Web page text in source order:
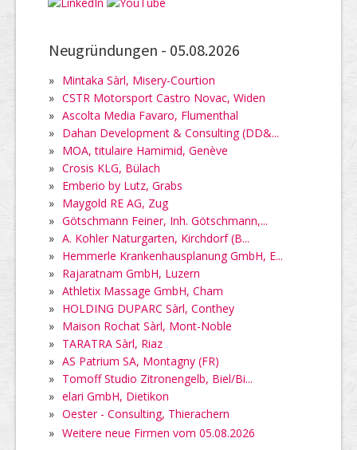
Neugründungen - 05.08.2026
» Mintaka Sàrl, Misery-Courtion
» CSTR Motorsport Castro Novac, Widen
» Ascolta Media Favaro, Flumenthal
» Dahan Development & Consulting (DD&...
» MOA, titulaire Hamimid, Genève
» Crosis KLG, Bülach
» Emberio by Lutz, Grabs
» Maygold RE AG, Zug
» Götschmann Feiner, Inh. Götschmann,...
» A. Kohler Naturgarten, Kirchdorf (B...
» Hemmerle Krankenhausplanung GmbH, E...
» Rajaratnam GmbH, Luzern
» Athletix Massage GmbH, Cham
» HOLDING DUPARC Sàrl, Conthey
» Maison Rochat Sàrl, Mont-Noble
» TARATRA Sàrl, Riaz
» AS Patrium SA, Montagny (FR)
» Tomoff Studio Zitronengelb, Biel/Bi...
» elari GmbH, Dietikon
» Oester - Consulting, Thierachern
» Weitere neue Firmen vom 05.08.2026